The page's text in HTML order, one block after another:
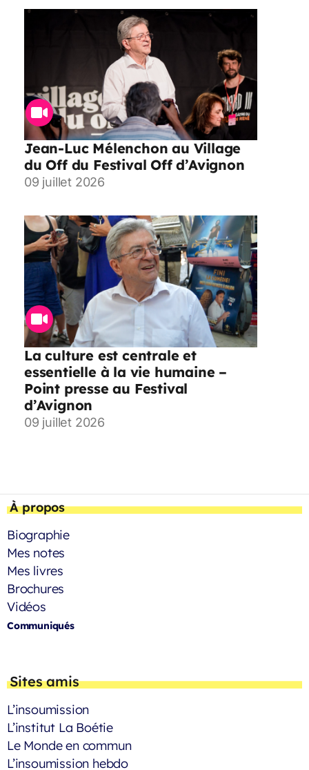
Jean-Luc Mélenchon au Village
du Off du Festival Off d’Avignon
09 juillet 2026
La culture est centrale et
essentielle à la vie humaine –
Point presse au Festival
d’Avignon
09 juillet 2026
À propos
Biographie
Mes notes
Mes livres
Brochures
Vidéos
Communiqués
Sites amis
L’insoumission
L’institut La Boétie
Le Monde en commun
L’insoumission hebdo